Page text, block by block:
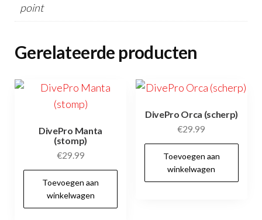
point
Gerelateerde producten
DivePro Manta
(stomp)
€29.99
Toevoegen aan
winkelwagen
DivePro Orca (scherp)
€29.99
Toevoegen aan
winkelwagen